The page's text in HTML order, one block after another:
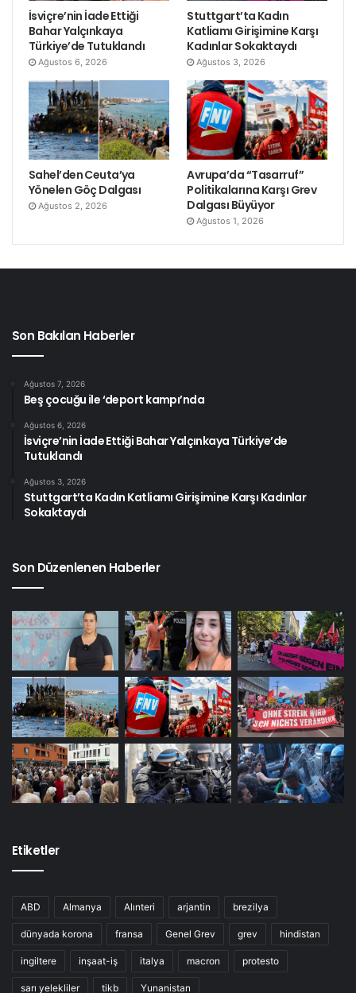
İsviçre’nin İade Ettiği
Bahar Yalçınkaya
Türkiye’de Tutuklandı
Ağustos 6, 2026
Stuttgart’ta Kadın
Katliamı Girişimine Karşı
Kadınlar Sokaktaydı
Ağustos 3, 2026
Sahel’den Ceuta’ya
Yönelen Göç Dalgası
Ağustos 2, 2026
Avrupa’da “Tasarruf”
Politikalarına Karşı Grev
Dalgası Büyüyor
Ağustos 1, 2026
Son Bakılan Haberler
Ağustos 7, 2026
Beş çocuğu ile ‘deport kampı’nda
Ağustos 6, 2026
İsviçre’nin İade Ettiği Bahar Yalçınkaya Türkiye’de
Tutuklandı
Ağustos 3, 2026
Stuttgart’ta Kadın Katliamı Girişimine Karşı Kadınlar
Sokaktaydı
Son Düzenlenen Haberler
Etiketler
ABD Almanya Alınteri arjantin brezilya
dünyada korona fransa Genel Grev grev hindistan
ingiltere inşaat-iş italya macron protesto
sarı yelekliler tikb Yunanistan